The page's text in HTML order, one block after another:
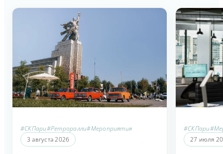
3 августа 2026
#СКПари#Ретроралли#Мероприятия
27 июля
#СКПари